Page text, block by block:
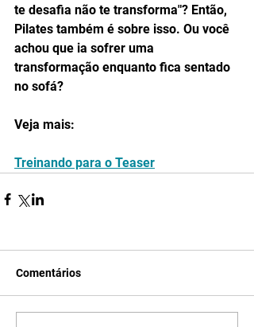
te desafia não te transforma"? Então,
Pilates também é sobre isso. Ou você
achou que ia sofrer uma
transformação enquanto fica sentado
no sofá?
Veja mais:
Treinando para o Teaser
Comentários